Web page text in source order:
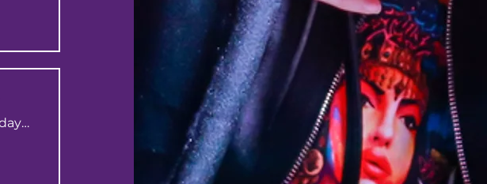
Gringo Tuesdays Cali